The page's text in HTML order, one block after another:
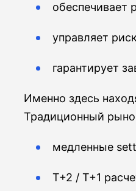
обеспечивает
управляет
гарантирует
Именно здесь
Традиционный
медленные
T+2 / T+1